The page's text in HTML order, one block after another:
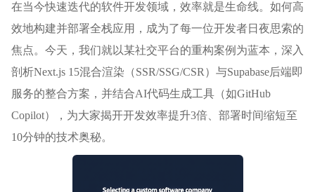
在当今快速迭代的软件开发领域，效率就是生命线。如何高
效地构建并部署全栈应用，成为了每一位开发者日夜思索的
焦点。今天，我们就以某社交平台的重构案例为蓝本，深入
剖析Next.js 15混合渲染（SSR/SSG/CSR）与Supabase后端即
服务的整合方案，并结合AI代码生成工具（如GitHub
Copilot），为大家揭开开发效率提升3倍、部署时间缩短至
10分钟的技术奥秘。